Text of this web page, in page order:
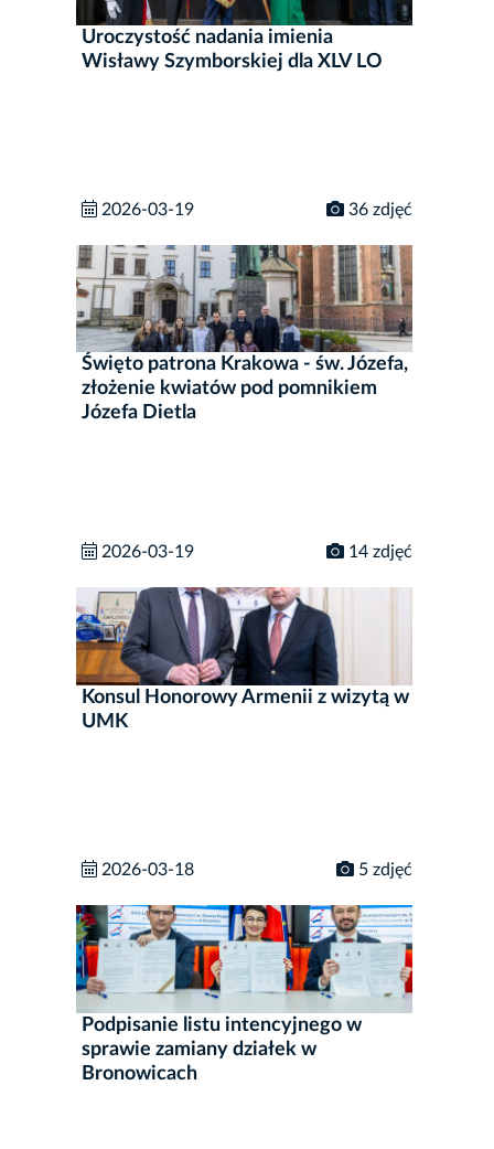
Uroczystość nadania imienia
Wisławy Szymborskiej dla XLV LO
2026-03-19 36 zdjęć
Święto patrona Krakowa - św. Józefa,
złożenie kwiatów pod pomnikiem
Józefa Dietla
2026-03-19 14 zdjęć
Konsul Honorowy Armenii z wizytą w
UMK
2026-03-18 5 zdjęć
Podpisanie listu intencyjnego w
sprawie zamiany działek w
Bronowicach